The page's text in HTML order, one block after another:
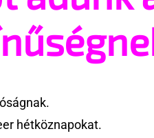
hétköznapokat.